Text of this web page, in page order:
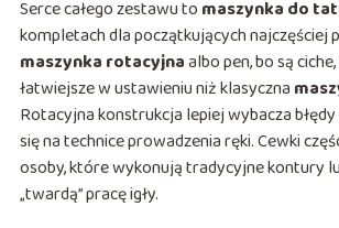
Serce całego zestawu to maszynka do
kompletach dla początkujących najczęściej
maszynka rotacyjnaalbo pen, bo są
łatwiejsze w ustawieniu niż klasyczna
Rotacyjna konstrukcja lepiej wybacza
się na technice prowadzenia ręki. Cewki
osoby, które wykonują tradycyjne kontury
„twardą” pracę igły.